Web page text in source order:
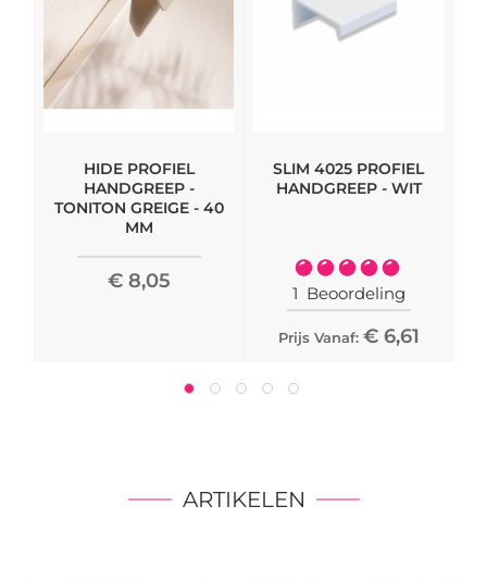
HIDE PROFIEL
HANDGREEP -
TONITON GREIGE - 40
MM
€ 8,05
SLIM 4025 PROFIEL
HANDGREEP - WIT
Waardering:
100%
1 Beoordeling
Prijs Vanaf: € 6,61
ARTIKELEN